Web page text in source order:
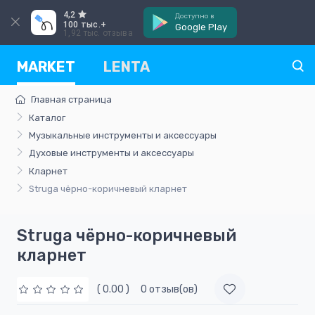
4,2
100 тыс.+
1,92 тыс. отзыва
Доступно в
Google Play
MARKET LENTA
Главная страница
Каталог
Музыкальные инструменты и аксессуары
Духовые инструменты и аксессуары
Кларнет
Struga чёрно-коричневый кларнет
Struga чёрно-коричневый
кларнет
( 0.00 ) 0 отзыв(ов)